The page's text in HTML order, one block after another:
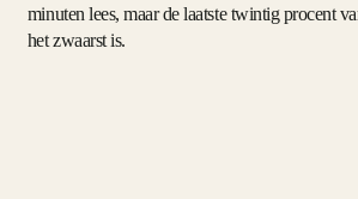
minuten lees, maar de laatste twintig procent
het zwaarst is.